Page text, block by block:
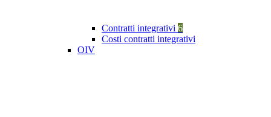
Contratti integrativi 6
Costi contratti integrativi
OIV